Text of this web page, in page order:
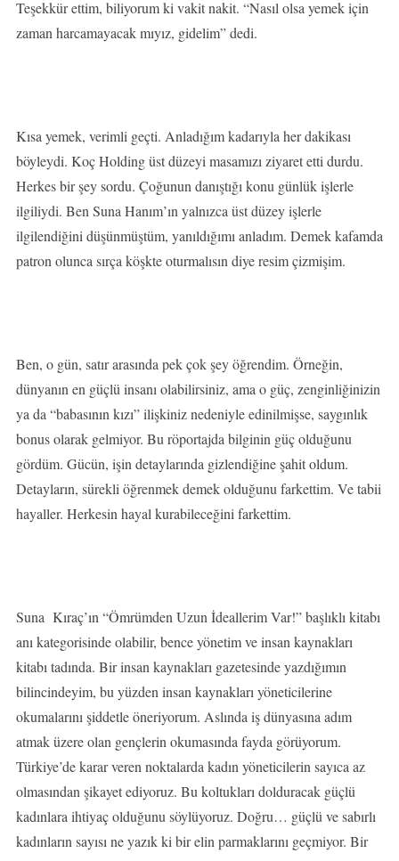
Teşekkür ettim, biliyorum ki vakit nakit. “Nasıl olsa yemek için
zaman harcamayacak mıyız, gidelim” dedi.
Kısa yemek, verimli geçti. Anladığım kadarıyla her dakikası
böyleydi. Koç Holding üst düzeyi masamızı ziyaret etti durdu.
Herkes bir şey sordu. Çoğunun danıştığı konu günlük işlerle
ilgiliydi. Ben Suna Hanım’ın yalnızca üst düzey işlerle
ilgilendiğini düşünmüştüm, yanıldığımı anladım. Demek kafamda
patron olunca sırça köşkte oturmalısın diye resim çizmişim.
Ben, o gün, satır arasında pek çok şey öğrendim. Örneğin,
dünyanın en güçlü insanı olabilirsiniz, ama o güç, zenginliğinizin
ya da “babasının kızı” ilişkiniz nedeniyle edinilmişse, saygınlık
bonus olarak gelmiyor. Bu röportajda bilginin güç olduğunu
gördüm. Gücün, işin detaylarında gizlendiğine şahit oldum.
Detayların, sürekli öğrenmek demek olduğunu farkettim. Ve tabii
hayaller. Herkesin hayal kurabileceğini farkettim.
Suna Kıraç’ın “Ömrümden Uzun İdeallerim Var!” başlıklı kitabı
anı kategorisinde olabilir, bence yönetim ve insan kaynakları
kitabı tadında. Bir insan kaynakları gazetesinde yazdığımın
bilincindeyim, bu yüzden insan kaynakları yöneticilerine
okumalarını şiddetle öneriyorum. Aslında iş dünyasına adım
atmak üzere olan gençlerin okumasında fayda görüyorum.
Türkiye’de karar veren noktalarda kadın yöneticilerin sayıca az
olmasından şikayet ediyoruz. Bu koltukları dolduracak güçlü
kadınlara ihtiyaç olduğunu söylüyoruz. Doğru… güçlü ve sabırlı
kadınların sayısı ne yazık ki bir elin parmaklarını geçmiyor. Bir